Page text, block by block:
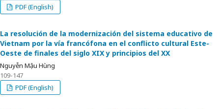
PDF (English)
La resolución de la modernización del sistema educativo de
Vietnam por la vía francófona en el conflicto cultural Este-
Oeste de finales del siglo XIX y principios del XX
Nguyễn Mậu Hùng
109-147
PDF (English)